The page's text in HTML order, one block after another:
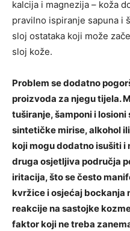
kalcija i magnezija – koža
pravilno ispiranje sapuna i
sloj ostataka koji može
sloj kože.
Problem se dodatno
proizvoda za njegu tijela.
tuširanje, šamponi i
sintetičke mirise, alkohol
koji mogu dodatno isušiti i
druga osjetljiva područja
iritacija, što se često
kvržice i osjećaj bockanja
reakcije na sastojke
faktor koji ne treba